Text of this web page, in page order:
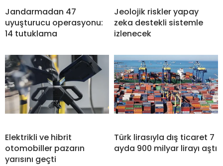
Jandarmadan 47
uyuşturucu operasyonu:
14 tutuklama
Jeolojik riskler yapay
zeka destekli sistemle
izlenecek
Elektrikli ve hibrit
otomobiller pazarın
yarısını geçti
Türk lirasıyla dış ticaret 7
ayda 900 milyar lirayı aştı